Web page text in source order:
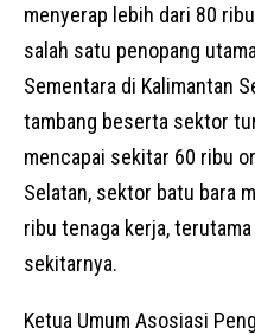
menyerap lebih dari 80
salah satu penopang
Sementara di Kalimantan
tambang beserta sektor
mencapai sekitar 60 ribu
Selatan, sektor batu bara
ribu tenaga kerja,
sekitarnya.
Ketua Umum Asosiasi